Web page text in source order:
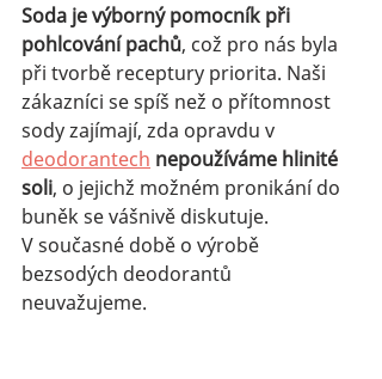
Soda je výborný pomocník při
pohlcování pachů, což pro nás byla
při tvorbě receptury priorita. Naši
zákazníci se spíš než o přítomnost
sody zajímají, zda opravdu v
deodorantech nepoužíváme hlinité
soli, o jejichž možném pronikání do
buněk se vášnivě diskutuje.
V současné době o výrobě
bezsodých deodorantů
neuvažujeme.